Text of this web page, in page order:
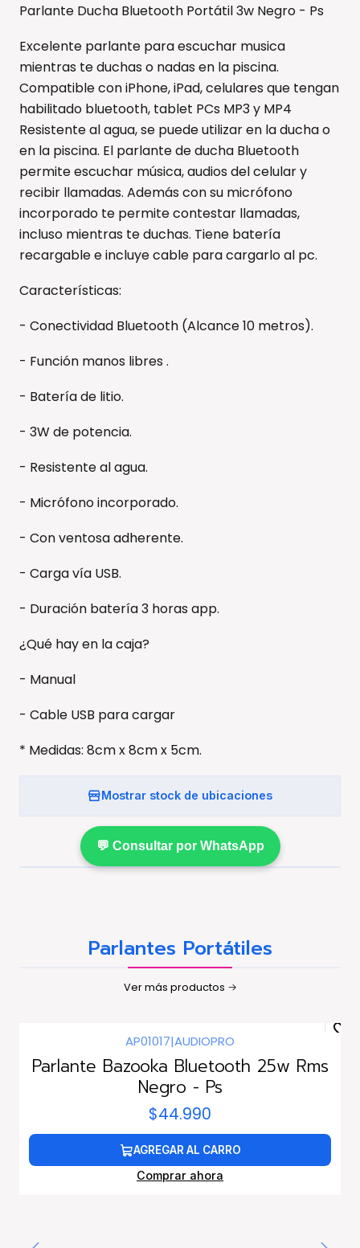
Parlante Ducha Bluetooth Portátil 3w Negro - Ps
Excelente parlante para escuchar musica
mientras te duchas o nadas en la piscina.
Compatible con iPhone, iPad, celulares que tengan
habilitado bluetooth, tablet PCs MP3 y MP4
Resistente al agua, se puede utilizar en la ducha o
en la piscina. El parlante de ducha Bluetooth
permite escuchar música, audios del celular y
recibir llamadas. Además con su micrófono
incorporado te permite contestar llamadas,
incluso mientras te duchas. Tiene batería
recargable e incluye cable para cargarlo al pc.
Características:
- Conectividad Bluetooth (Alcance 10 metros).
- Función manos libres .
- Batería de litio.
- 3W de potencia.
- Resistente al agua.
- Micrófono incorporado.
- Con ventosa adherente.
- Carga vía USB.
- Duración batería 3 horas app.
¿Qué hay en la caja?
- Manual
- Cable USB para cargar
* Medidas: 8cm x 8cm x 5cm.
Mostrar stock de ubicaciones
💬 Consultar por WhatsApp
Parlantes Portátiles
Ver más productos
AP01017|AUDIOPRO
Parlante Bazooka Bluetooth 25w Rms
Negro - Ps
$44.990
AGREGAR AL CARRO
Comprar ahora